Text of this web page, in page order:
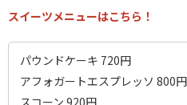
スイーツメニューはこちら！
パウンドケーキ 720円
アフォガートエスプレッソ 800円
スコーン 920円